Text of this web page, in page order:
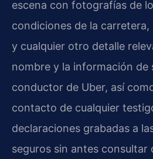
escena con fotografías de
condiciones de la
y cualquier otro detalle
nombre y la información de
conductor de Uber, así
contacto de cualquier
declaraciones grabadas a
seguros sin antes consultar